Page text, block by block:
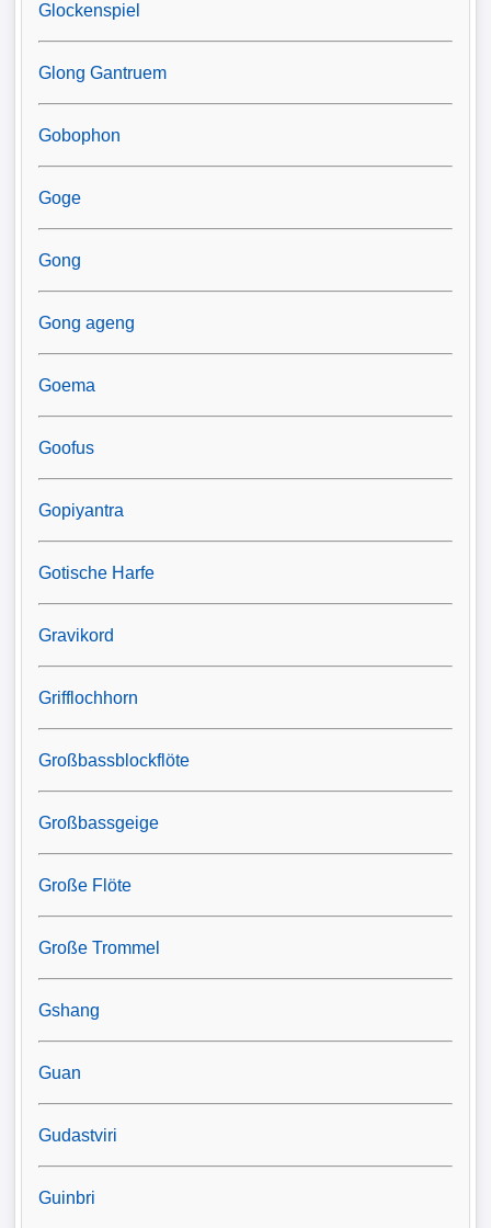
Glockenspiel
Glong Gantruem
Gobophon
Goge
Gong
Gong ageng
Goema
Goofus
Gopiyantra
Gotische Harfe
Gravikord
Grifflochhorn
Großbassblockflöte
Großbassgeige
Große Flöte
Große Trommel
Gshang
Guan
Gudastviri
Guinbri